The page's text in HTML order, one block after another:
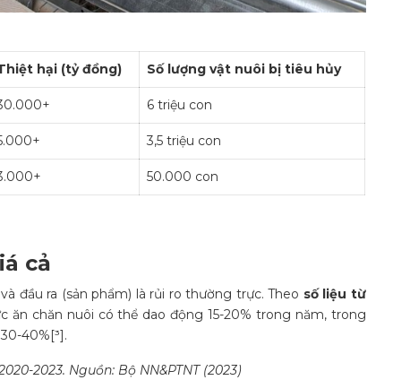
hại (tỷ đồng) Số lượng vật nuôi bị tiêu hủy
6 triệu con
3,5 triệu con
50.000 con
cả
đầu ra (sản phẩm) là rủi ro thường trực. Theo số liệu từ
ăn chăn nuôi có thể dao động 15-20% trong năm, trong
40%[³].
2023. Nguồn: Bộ NN&PTNT (2023)